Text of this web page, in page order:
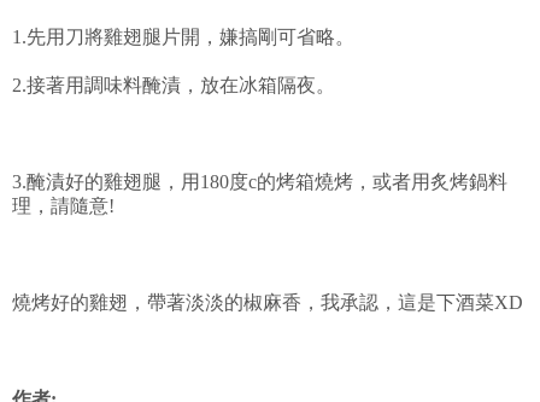
1.先用刀將雞翅腿片開，嫌搞剛可省略。
2.接著用調味料醃漬，放在冰箱隔夜。
3.醃漬好的雞翅腿，用180度c的烤箱燒烤，或者用炙烤鍋料
理，請隨意!
燒烤好的雞翅，帶著淡淡的椒麻香，我承認，這是下酒菜XD